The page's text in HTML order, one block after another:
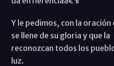
Y le pedimos, con la
se llene de su gloria y que la
reconozcan todos los
luz.